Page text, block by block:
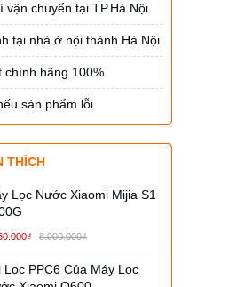
vận chuyển tại TP.Hà Nội
tại nhà ở nội thành Hà Nội
chính hãng 100%
sản phẩm lỗi
THÍCH
Lọc Nước Xiaomi Mijia S1
8.000.000₫
Lọc PPC6 Của Máy Lọc